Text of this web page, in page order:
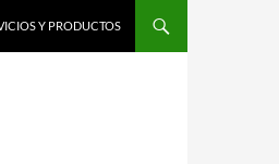
Y PRODUCTOS